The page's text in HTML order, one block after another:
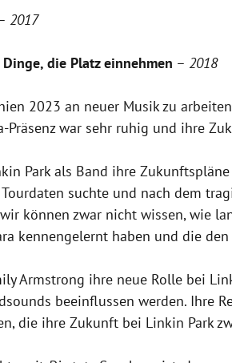
2017
Dinge, die Platz einnehmen – 2018
2023 an neuer Musik zu
Präsenz war sehr ruhig und ihre
Park als Band ihre
suchte und nach dem
können zwar nicht wissen, wie
kennengelernt haben und die
Armstrong ihre neue Rolle bei
beeinflussen werden. Ihre
die ihre Zukunft bei Linkin Park